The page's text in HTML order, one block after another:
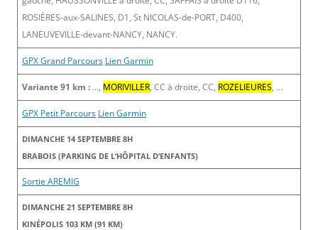
ROSIÈRES-aux-SALINES, D1, St NICOLAS-de-PORT, D400,
LANEUVEVILLE-devant-NANCY, NANCY.
GPX Grand Parcours Lien Garmin
Variante 91 km : …, MORIVILLER, CC à droite, CC, ROZELIEURES, …
GPX Petit Parcours Lien Garmin
DIMANCHE 14 SEPTEMBRE 8H
BRABOIS (PARKING DE L’HÔPITAL D’ENFANTS)
Sortie AREMIG
DIMANCHE 21 SEPTEMBRE 8H
KINÉPOLIS 103 KM (91 KM)